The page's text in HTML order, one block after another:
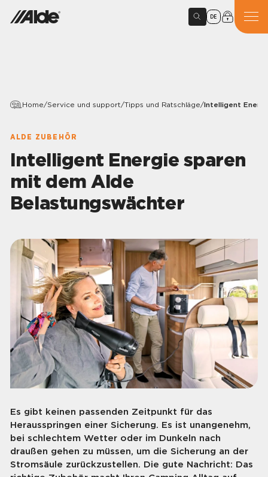
DE
Home/Service und support/Tipps und Ratschläge/Intelligent
ALDE ZUBEHÖR
Intelligent Energie sparen
mit dem Alde
Belastungswächter
Es gibt keinen passenden Zeitpunkt für das
Herausspringen einer Sicherung. Es ist unangenehm,
bei schlechtem Wetter oder im Dunkeln nach
draußen gehen zu müssen, um die Sicherung an der
Stromsäule zurückzustellen. Die gute Nachricht: Das